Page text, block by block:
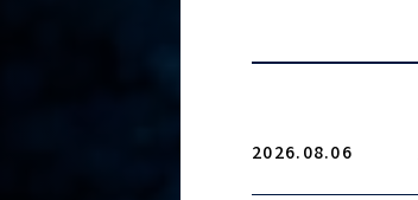
2026.08.06